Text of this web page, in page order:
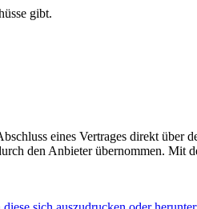
gibt.
eines Vertrages direkt
den Anbieter übernommen. Mit